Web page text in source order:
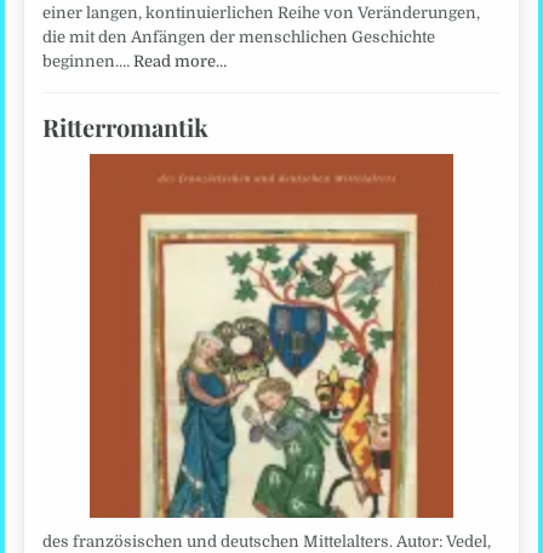
einer langen, kontinuierlichen Reihe von Veränderungen,
die mit den Anfängen der menschlichen Geschichte
beginnen.…Read more…
Ritterromantik
des französischen und deutschen Mittelalters. Autor: Vedel,